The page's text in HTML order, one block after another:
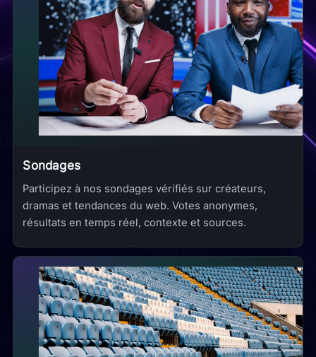
Sondages
Participez à nos sondages vérifiés sur créateurs,
dramas et tendances du web. Votes anonymes,
résultats en temps réel, contexte et sources.